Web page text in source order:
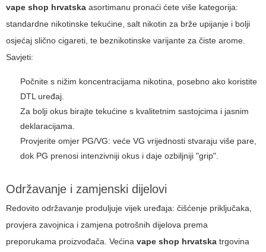
vape shop hrvatska asortimanu pronaći ćete više kategorija:
standardne nikotinske tekućine, salt nikotin za brže upijanje i bolji
osjećaj slično cigareti, te beznikotinske varijante za čiste arome.
Savjeti:
Počnite s nižim koncentracijama nikotina, posebno ako koristite
DTL uređaj.
Za bolji okus birajte tekućine s kvalitetnim sastojcima i jasnim
deklaracijama.
Provjerite omjer PG/VG: veće VG vrijednosti stvaraju više pare,
dok PG prenosi intenzivniji okus i daje ozbiljniji "grip".
Održavanje i zamjenski dijelovi
Redovito održavanje produljuje vijek uređaja: čišćenje priključaka,
provjera zavojnica i zamjena potrošnih dijelova prema
preporukama proizvođača. Većina vape shop hrvatska trgovina